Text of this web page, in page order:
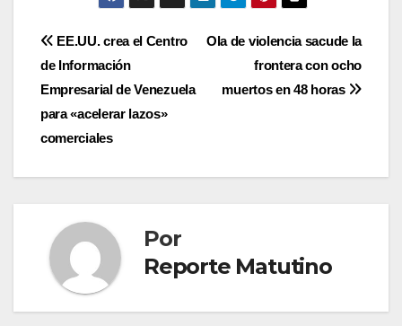
Navegación
de
entradas
Ola de violencia sacude la
frontera con ocho
muertos en 48 horas
EE.UU. crea el Centro
de Información
Empresarial de Venezuela
para «acelerar lazos»
comerciales
Por
Reporte Matutino